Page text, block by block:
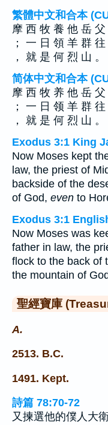
繁體中文和合本
摩 西 牧 養 他 岳
； 一 日 領 羊 群
， 就 是 何 烈 山 。
简体中文和合本
摩 西 牧 养 他 岳
； 一 日 领 羊 群
， 就 是 何 烈 山 。
Exodus 3:1 King
Now Moses kept
law, the priest of
backside of the
of God, even to
Exodus 3:1
Now Moses was
father in law, the
flock to the back of
the mountain of
聖經寶庫
A.
2513. B.C.
1491. Kept.
詩篇 78:70-72
又揀選他的僕人大